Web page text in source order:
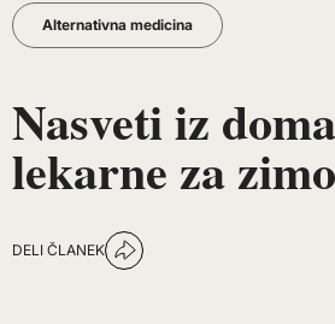
Alternativna medicina
Nasveti iz
lekarne za zimo
DELI ČLANEK